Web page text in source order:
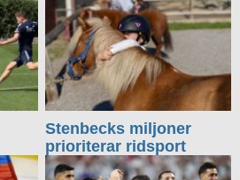
Stenbecks miljoner
prioriterar ridsport